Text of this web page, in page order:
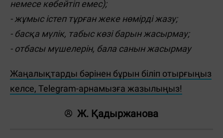
немесе көбейтіп емес);
- жұмыс істеп тұрған жеке нөмірді жазу;
- басқа мүлік, табыс көзі барын жасырмау;
- отбасы мүшелерін, бала санын жасырмау
Жаңалықтарды бәрінен бұрын біліп отырғыңыз
келсе, Telegram-арнамызға жазылыңыз!
Ж. Қадыржанова